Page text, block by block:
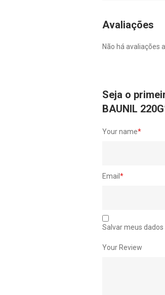
Avaliações
Não há avaliações
Seja o
BAUNIL
Your name*
Email *
Salvar meus
Your Review